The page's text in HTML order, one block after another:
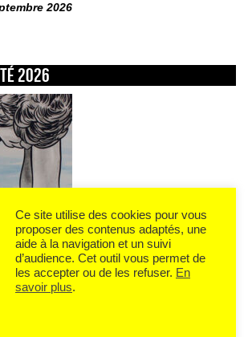
2026
2026
Ce site utilise des cookies pour vous
proposer des contenus adaptés, une
aide à la navigation et un suivi
d’audience. Cet outil vous permet de
les accepter ou de les refuser. En
savoir plus.